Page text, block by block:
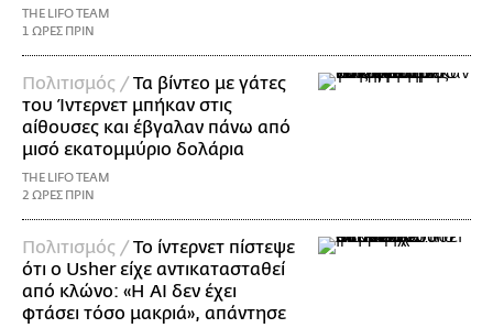
THE LIFO TEAM
1 ΩΡΕΣ ΠΡΙΝ
Πολιτισμός /Τα βίντεο με γάτες
του Ίντερνετ μπήκαν στις
αίθουσες και έβγαλαν πάνω από
μισό εκατομμύριο δολάρια
THE LIFO TEAM
2 ΩΡΕΣ ΠΡΙΝ
Πολιτισμός /Το ίντερνετ πίστεψε
ότι ο Usher είχε αντικατασταθεί
από κλώνο: «Η AI δεν έχει
φτάσει τόσο μακριά», απάντησε